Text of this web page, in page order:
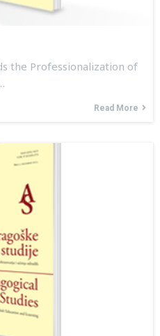
the Professionalization of
Read More